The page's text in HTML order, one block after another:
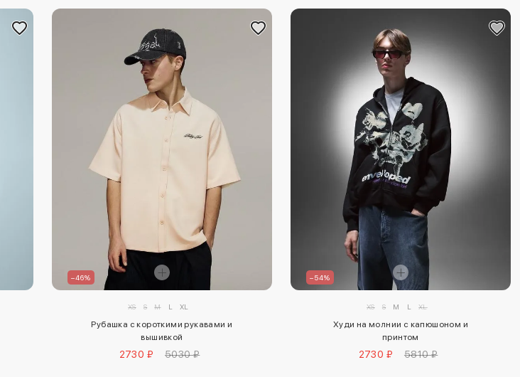
–46%
XS S M L XL
Рубашка с короткими рукавами и
вышивкой
2730 ₽ 5030 ₽
–54%
XS S M L XL
Худи на молнии с капюшоном и
принтом
2730 ₽ 5810 ₽